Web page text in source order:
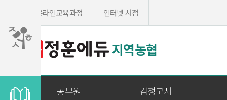
지역농협
온라인교육과정 인터넷 서점
이
공무원 검정고시